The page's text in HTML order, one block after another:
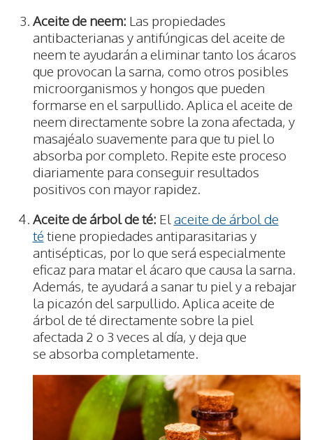
Aceite de neem: Las propiedades
antibacterianas y antifúngicas del aceite de
neem te ayudarán a eliminar tanto los ácaros
que provocan la sarna, como otros posibles
microorganismos y hongos que pueden
formarse en el sarpullido. Aplica el aceite de
neem directamente sobre la zona afectada, y
masajéalo suavemente para que tu piel lo
absorba por completo. Repite este proceso
diariamente para conseguir resultados
positivos con mayor rapidez.
Aceite de árbol de té: El aceite de árbol de
té tiene propiedades antiparasitarias y
antisépticas, por lo que será especialmente
eficaz para matar el ácaro que causa la sarna.
Además, te ayudará a sanar tu piel y a rebajar
la picazón del sarpullido. Aplica aceite de
árbol de té directamente sobre la piel
afectada 2 o 3 veces al día, y deja que
se absorba completamente.